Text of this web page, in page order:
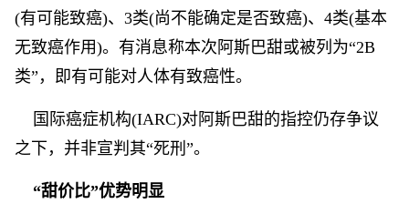
(有可能致癌)、3类(尚不能确定是否致癌)、4类(基本
无致癌作用)。有消息称本次阿斯巴甜或被列为“2B
类”，即有可能对人体有致癌性。
国际癌症机构(IARC)对阿斯巴甜的指控仍存争议
之下，并非宣判其“死刑”。
“甜价比”优势明显